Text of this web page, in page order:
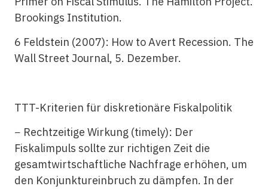
Brookings Institution.
6 Feldstein (2007): How to Avert Recession. The
Wall Street Journal, 5. Dezember.
TTT-Kriterien für diskretionäre Fiskalpolitik
− Rechtzeitige Wirkung (timely): Der
Fiskalimpuls sollte zur richtigen Zeit die
gesamtwirtschaftliche Nachfrage erhöhen, um
den Konjunktureinbruch zu dämpfen. In der